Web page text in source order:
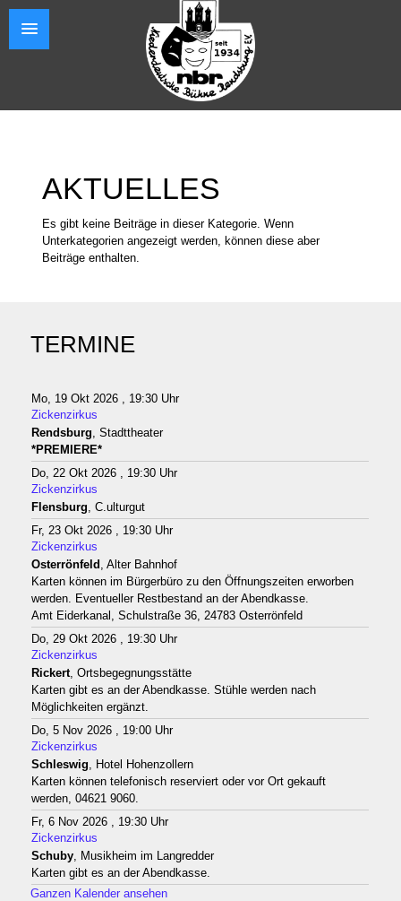
AKTUELLES
Es gibt keine Beiträge in dieser Kategorie. Wenn
Unterkategorien angezeigt werden, können diese aber
Beiträge enthalten.
TERMINE
Mo, 19 Okt 2026 , 19:30 Uhr
Zickenzirkus
Rendsburg, Stadttheater
*PREMIERE*
Do, 22 Okt 2026 , 19:30 Uhr
Zickenzirkus
Flensburg, C.ulturgut
Fr, 23 Okt 2026 , 19:30 Uhr
Zickenzirkus
Osterrönfeld , Alter Bahnhof
Karten können im Bürgerbüro zu den Öffnungszeiten erworben
werden. Eventueller Restbestand an der Abendkasse.
Amt Eiderkanal, Schulstraße 36, 24783 Osterrönfeld
Do, 29 Okt 2026 , 19:30 Uhr
Zickenzirkus
Rickert, Ortsbegegnungsstätte
Karten gibt es an der Abendkasse. Stühle werden nach
Möglichkeiten ergänzt.
Do, 5 Nov 2026 , 19:00 Uhr
Zickenzirkus
Schleswig, Hotel Hohenzollern
Karten können telefonisch reserviert oder vor Ort gekauft
werden, 04621 9060.
Fr, 6 Nov 2026 , 19:30 Uhr
Zickenzirkus
Schuby, Musikheim im Langredder
Karten gibt es an der Abendkasse.
Ganzen Kalender ansehen